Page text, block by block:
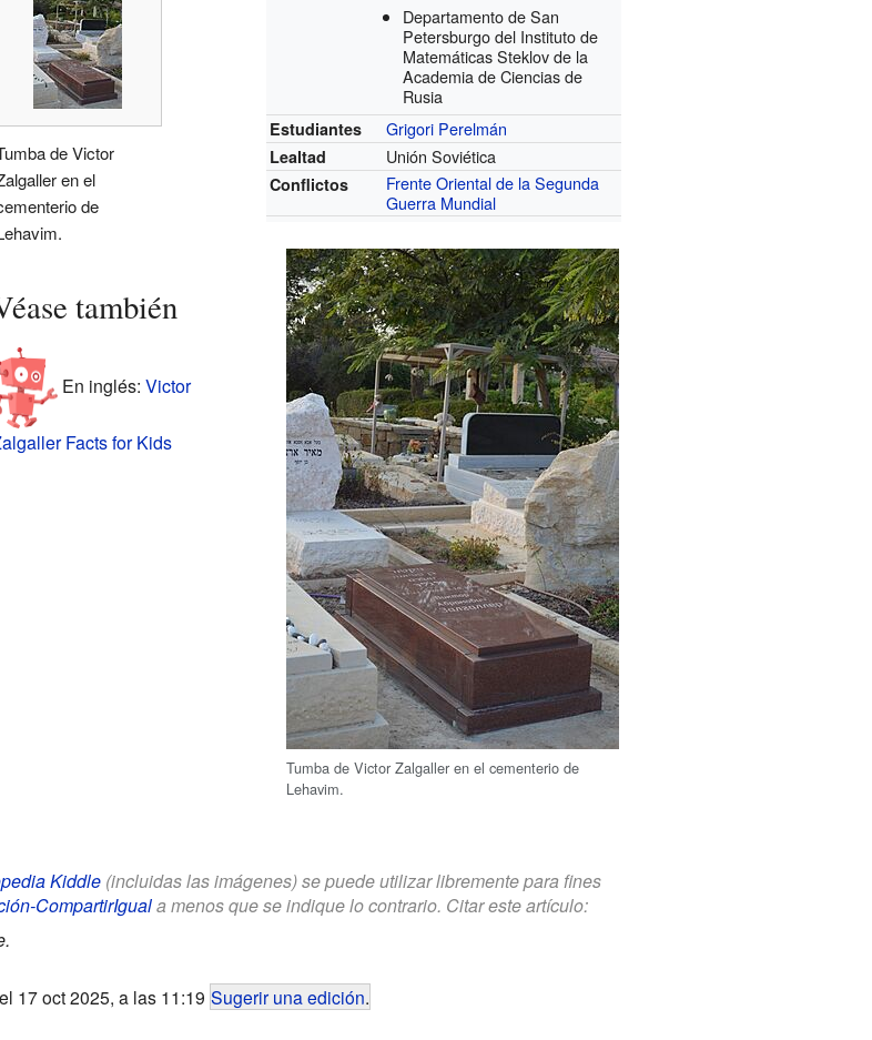
Departamento de San
Petersburgo del Instituto de
Matemáticas Steklov de la
Academia de Ciencias de
Rusia
Estudiantes Grigori Perelmán
Lealtad Unión Soviética
Conflictos
Frente Oriental de la Segunda
Guerra Mundial
Tumba de Victor Zalgaller en el cementerio de
Lehavim.
de Victor
en el
de
también
En inglés: Victor
Facts for Kids
Kiddle(incluidas las imágenes) se puede utilizar libremente para fines
CompartirIguala menos que se indique lo contrario. Citar este artículo:
17 oct 2025, a las 11:19 Sugerir una edición.